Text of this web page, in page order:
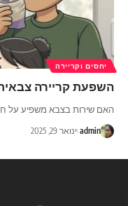
יחסים וקריירה
השפעת קריירה
האם שירות בצבא משפיע על
admin ינואר 29, 2025